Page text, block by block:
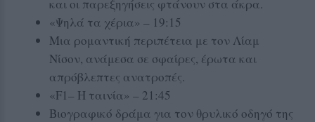
και οι παρεξηγήσεις φτάνουν στα άκρα.
«Ψηλά τα χέρια» – 19:15
Μια ρομαντική περιπέτεια με τον Λίαμ
Νίσον, ανάμεσα σε σφαίρες, έρωτα και
απρόβλεπτες ανατροπές.
«F1– Η ταινία» – 21:45
Βιογραφικό δράμα για τον θρυλικό οδηγό της